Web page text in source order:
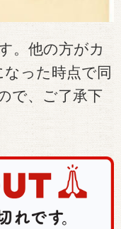
。他の方がカ
った時点で同
で、ご了承下